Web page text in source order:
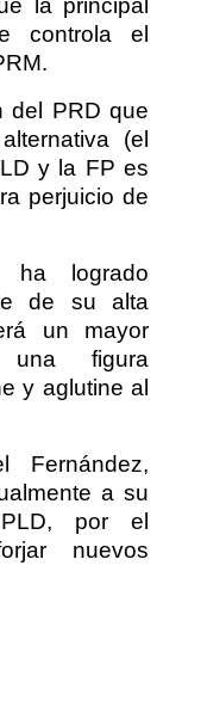
controla el
del PRD que
(el
y la FP es
perjuicio de
ha logrado
de su alta
un mayor
figura
y aglutine al
a su
por el
nuevos